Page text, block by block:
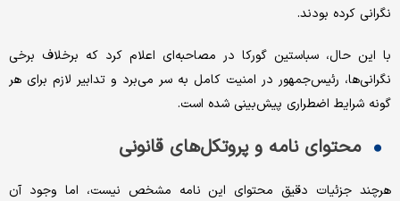
نگرانی کرده بودند.
با این حال، سباستین گورکا در مصاحبه‌ای اعلام کرد که برخلاف برخی
نگرانی‌ها، رئیس‌جمهور در امنیت کامل به سر می‌برد و تدابیر لازم برای هر
گونه شرایط اضطراری پیش‌بینی شده است.
محتوای نامه و پروتکل‌های قانونی
هرچند جزئیات دقیق محتوای این نامه مشخص نیست، اما وجود آن